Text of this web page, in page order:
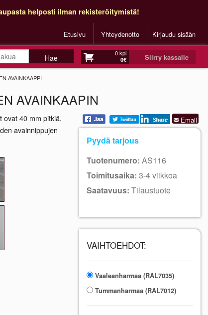
helposti ilman rekisteröitymistä!
Kirjaudu sisään
Etusivu Yhteydenotto
0 kpl
0€ Siirry kassalle
AVAINKAAPPI
AVAINKAAPIN
ovat 40 mm pitkiä,
avainnippujen
Email
Pyydä tarjous
Tuotenumero: AS116
Toimitusaika: 3-4 viikkoa
Saatavuus: Tilaustuote
VAIHTOEHDOT:
Vaaleanharmaa (RAL7035)
Tummanharmaa (RAL7012)